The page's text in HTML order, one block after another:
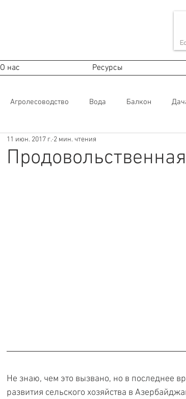
О нас Ресурсы
Агролесоводство Вода Балкон
Почва Переведенный материал
11 июн. 2017 г. 2 мин. чтения
Не знаю, чем это вызвано, но в последнее
развития сельского хозяйства в